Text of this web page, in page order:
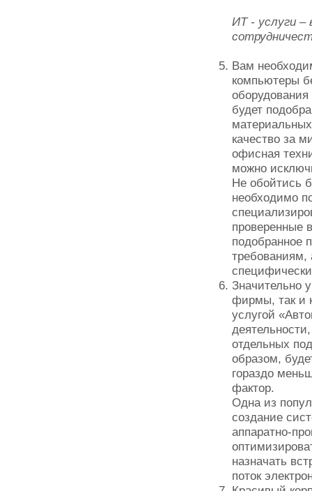
ИТ - услуги –
Вам
компьютеры
будет
качество за
офисная
можно
Не обойтись
необходимо
проверенные
подобранное
требованиям,
Значительно
фирмы, так и
услугой
отдельных
образом,
гораздо
фактор.
Одна из
создание
аппаратно-
назначать
поток